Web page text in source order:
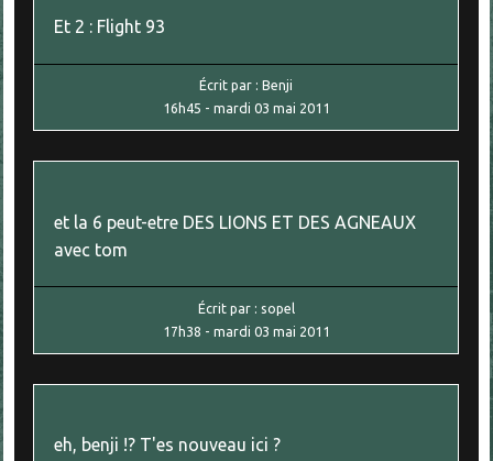
Et 2 : Flight 93
Écrit par :Benji
16h45 - mardi 03 mai 2011
et la 6 peut-etre DES LIONS ET DES AGNEAUX
avec tom
Écrit par : sopel
17h38 - mardi 03 mai 2011
eh, benji !? T'es nouveau ici ?